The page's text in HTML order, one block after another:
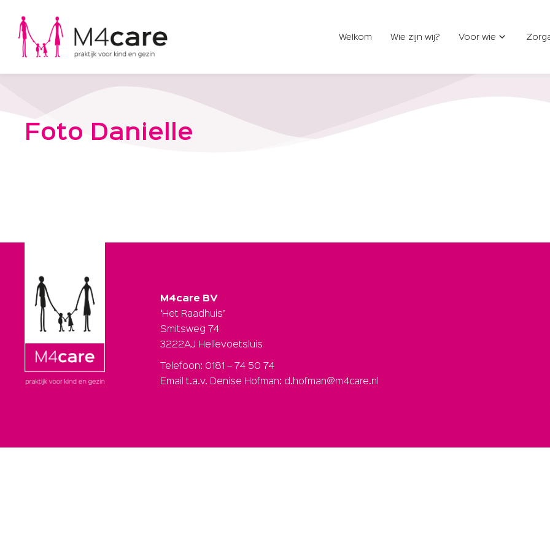
Welkom Wie zijn wij? Voor wie
Foto Danielle
M4care BV
‘Het Raadhuis’
Smitsweg 74
3222AJ Hellevoetsluis
Telefoon: 0181 – 74 50 74
Email t.a.v. Denise Hofman: d.hofman@m4care.nl